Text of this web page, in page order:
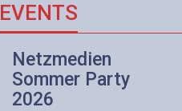
EVENTS
Netzmedien
Sommer Party
2026